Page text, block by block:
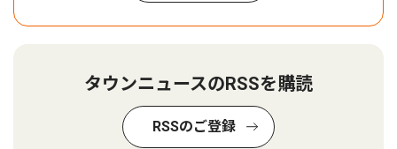
タウンニュースのRSSを購読
RSSのご登録